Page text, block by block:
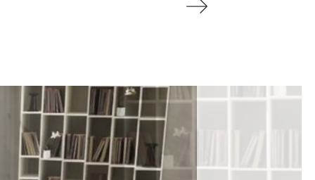
OUTDOOR
Arredo Giardino